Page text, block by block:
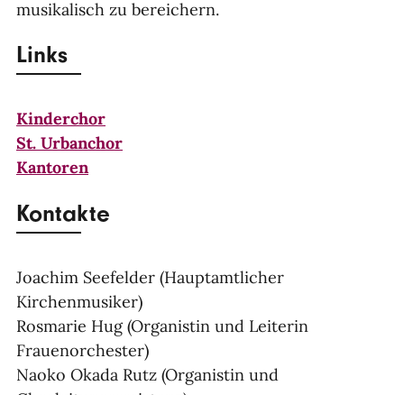
musikalisch zu bereichern.
Links
Kinderchor
St. Urbanchor
Kantoren
Kontakte
Joachim Seefelder (Hauptamtlicher
Kirchenmusiker)
Rosmarie Hug (Organistin und Leiterin
Frauenorchester)
Naoko Okada Rutz (Organistin und